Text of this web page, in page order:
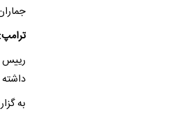
رییس
به